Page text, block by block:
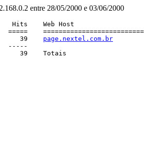
entre 28/05/2000 e 03/06/2000
Hits    Web Host
39 page.nextel.com.br
-----